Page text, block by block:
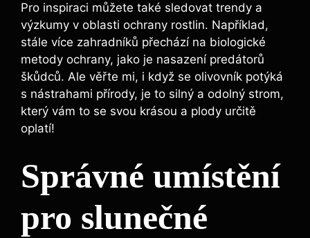
Pro inspiraci můžete také sledovat trendy a
výzkumy v oblasti ochrany rostlin. Například,
stále více zahradníků přechází na biologické
metody ochrany, jako je nasazení predátorů
škůdců. Ale věřte mi, i když se olivovník potýká
s nástrahami přírody, je to silný a odolný strom,
který vám to se svou krásou a plody určitě
oplatí!
Správné umístění
pro slunečné